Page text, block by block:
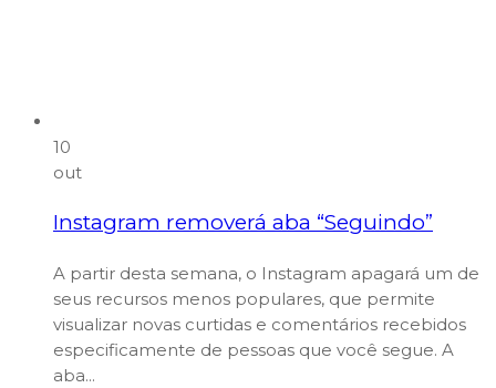
10
out
Instagram removerá aba “Seguindo”
A partir desta semana, o Instagram apagará um de
seus recursos menos populares, que permite
visualizar novas curtidas e comentários recebidos
especificamente de pessoas que você segue. A
aba...